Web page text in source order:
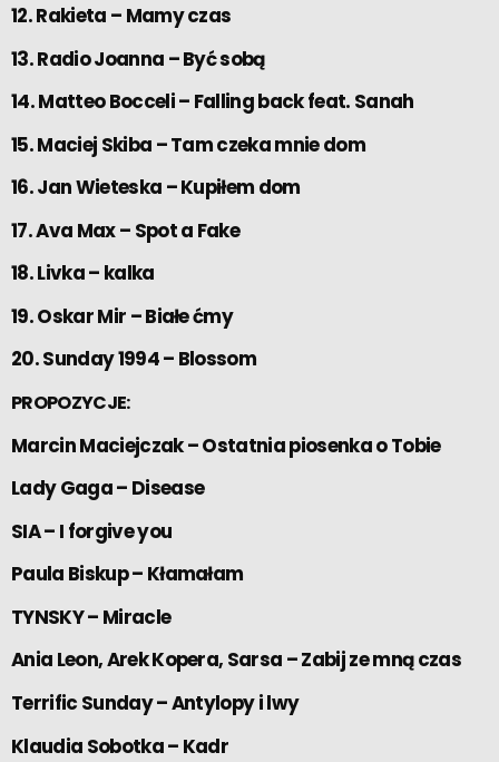
12. Rakieta – Mamy czas
13. Radio Joanna – Być sobą
14. Matteo Bocceli – Falling back feat. Sanah
15. Maciej Skiba – Tam czeka mnie dom
16. Jan Wieteska – Kupiłem dom
17. Ava Max – Spot a Fake
18. Livka – kalka
19. Oskar Mir – Białe ćmy
20. Sunday 1994 – Blossom
PROPOZYCJE:
Marcin Maciejczak – Ostatnia piosenka o Tobie
Lady Gaga – Disease
SIA – I forgive you
Paula Biskup – Kłamałam
TYNSKY – Miracle
Ania Leon, Arek Kopera, Sarsa – Zabij ze mną czas
Terrific Sunday – Antylopy i lwy
Klaudia Sobotka – Kadr